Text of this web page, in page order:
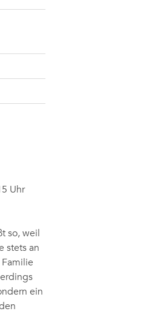
Uhr
so, weil
stets an
ein